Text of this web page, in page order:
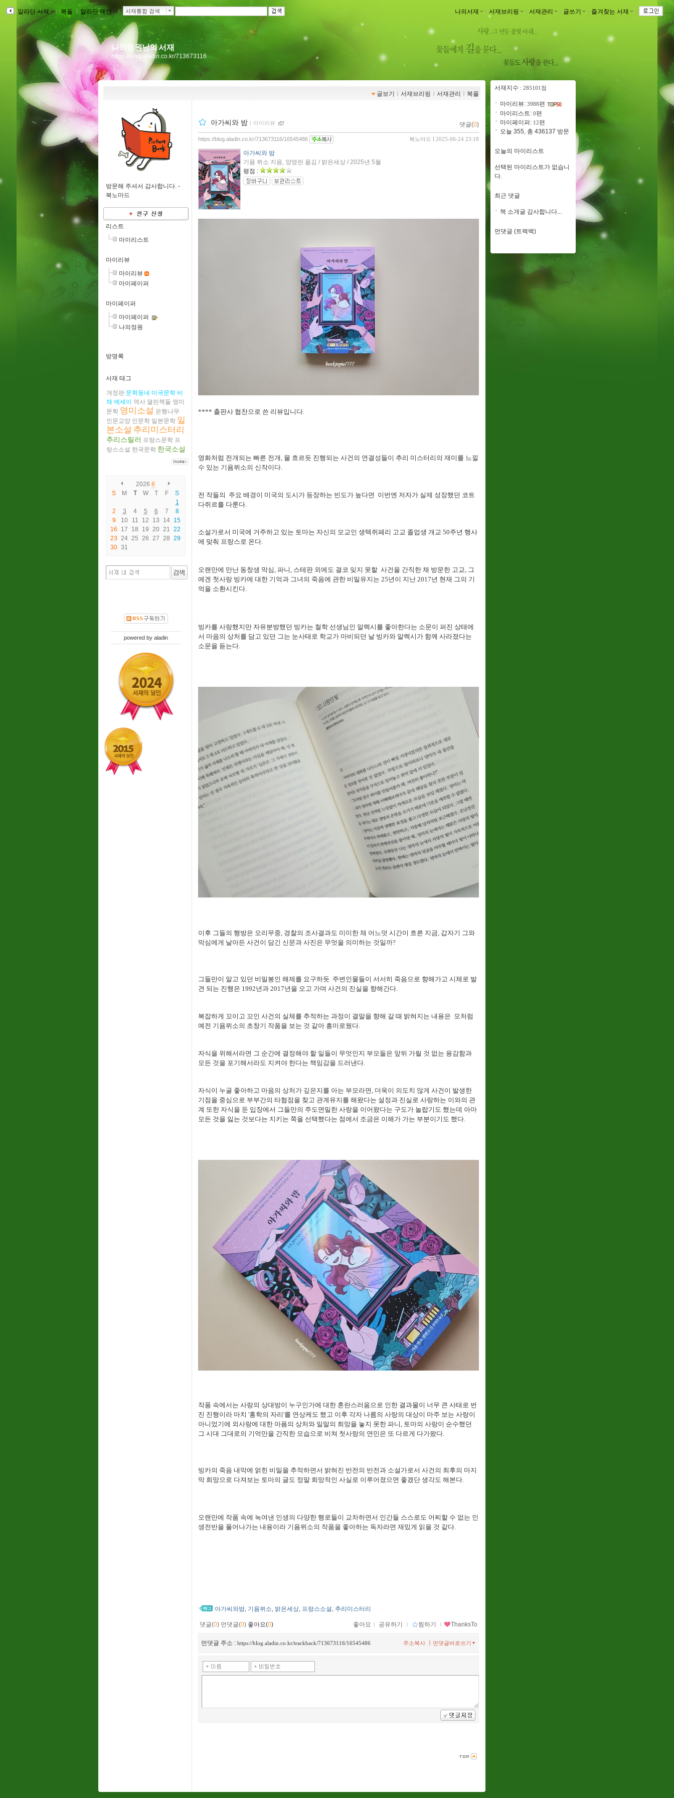
알라딘 서재 ｌ 북플 ｌ알라딘 메인 ｌ 서재통합 검색 나의서재 ｌ 서재브리핑 ｌ 서재관리 ｌ 글쓰기 ｌ 즐겨찾는 서재 ｌ
나의정원님의 서재
https://blog.aladin.co.kr/713673116
글보기 ｌ 서재브리핑 ｌ 서재관리 ｌ 북플
방문해 주셔서 감사합니다. -
북노마드
리스트
마이리스트
마이리뷰
마이리뷰
마이페이퍼
마이페이퍼
마이페이퍼
나의정원
방명록
서재 태그
개정판 문학동네 미국문학 비
채 에세이 역사 열린책들 영미
문학 영미소설 은행나무
인문교양 인문학 일본문학 일
본소설 추리미스터리
추리스릴러 프랑스문학 프
랑스소설 한국문학 한국소설
2026 8
S
M T W T F
S
1
2
3 4 5 6 7
8
9
10 11 12 13 14 15
16
17 18 19 20 21 22
23 24 25 26 27 28 29
30 31
powered by aladin
아가씨와 밤 ｌ 마이리뷰 댓글(0)
북노마드 l 2025-06-24 23:18
https://blog.aladin.co.kr/713673116/16545486
아가씨와 밤
기욤 뮈소 지음, 양영란 옮김 / 밝은세상 / 2025년 5월
평점 :
**** 출판사 협찬으로 쓴 리뷰입니다.
영화처럼 전개되는 빠른 전개, 물 흐르듯 진행되는 사건의 연결성들이 추리 미스터리의 재미를 느낄
수 있는 기욤뮈소의 신작이다.
전 작들의 주요 배경이 미국의 도시가 등장하는 빈도가 높다면 이번엔 저자가 실제 성장했던 코트
다쥐르를 다룬다.
소설가로서 미국에 거주하고 있는 토마는 자신의 모교인 생텍쥐페리 고교 졸업생 개교 50주년 행사
에 맞춰 프랑스로 온다.
오랜만에 만난 동창생 막심, 파니, 스테판 외에도 결코 잊지 못할 사건을 간직한 채 방문한 고교, 그
에겐 첫사랑 빙카에 대한 기억과 그녀의 죽음에 관한 비밀유지는 25년이 지난 2017년 현재 그의 기
억을 소환시킨다.
빙카를 사랑했지만 자유분방했던 빙카는 철학 선생님인 알렉시를 좋아한다는 소문이 퍼진 상태에
서 마음의 상처를 담고 있던 그는 눈사태로 학교가 마비되던 날 빙카와 알렉시가 함께 사라졌다는
소문을 듣는다.
이후 그들의 행방은 오리무중, 경찰의 조사결과도 미미한 채 어느덧 시간이 흐른 지금, 갑자기 그와
막심에게 날아든 사건이 담긴 신문과 사진은 무엇을 의미하는 것일까?
그들만이 알고 있던 비밀봉인 해제를 요구하듯 주변인물들이 서서히 죽음으로 향해가고 시체로 발
견 되는 진행은 1992년과 2017년을 오고 가며 사건의 진실을 향해간다.
복잡하게 꼬이고 꼬인 사건의 실체를 추적하는 과정이 결말을 향해 갈 때 밝혀지는 내용은 모처럼
예전 기욤뮈소의 초창기 작품을 보는 것 같아 흥미로웠다.
자식을 위해서라면 그 순간에 결정해야 할 일들이 무엇인지 부모들은 앞뒤 가릴 것 없는 용감함과
모든 것을 포기해서라도 지켜야 한다는 책임감을 드러낸다.
자식이 누굴 좋아하고 마음의 상처가 깊은지를 아는 부모라면, 더욱이 의도치 않게 사건이 발생한
기점을 중심으로 부부간의 타협점을 찾고 관계유지를 해왔다는 설정과 진실로 사랑하는 이와의 관
계 또한 자식을 둔 입장에서 그들만의 주도면밀한 사랑을 이어왔다는 구도가 놀랍기도 했는데 아마
모든 것을 잃는 것보다는 지키는 쪽을 선택했다는 점에서 조금은 이해가 가는 부분이기도 했다.
작품 속에서는 사랑의 상대방이 누구인가에 대한 혼란스러움으로 인한 결과물이 너무 큰 사태로 번
진 진행이라 마치 '홍학의 자리'를 연상케도 했고 이후 각자 나름의 사랑의 대상이 마주 보는 사랑이
아니었기에 외사랑에 대한 아픔의 상처와 일말의 희망을 놓지 못한 파니, 토마의 사랑이 순수했던
그 시대 그대로의 기억만을 간직한 모습으로 비쳐 첫사랑의 연민은 또 다르게 다가왔다.
빙카의 죽음 내막에 얽힌 비밀을 추적하면서 밝혀진 반전의 반전과 소설가로서 사건의 최후의 마지
막 희망으로 다져보는 토마의 글도 정말 희망적인 사실로 이루어졌으면 좋겠단 생각도 해본다.
오랜만에 작품 속에 녹여낸 인생의 다양한 행로들이 교차하면서 인간들 스스로도 어찌할 수 없는 인
생전반을 풀어나가는 내용이라 기욤뮈소의 작품을 좋아하는 독자라면 재밌게 읽을 것 같다.
아가씨와밤 기욤뮈소 밝은세상 프랑스소설 추리미스터리
댓글(0) 먼댓글(0) 좋아요(0) 좋아요 ｌ 공유하기 ｌ 찜하기 ｌ ThanksTo
먼댓글 주소 : https://blog.aladin.co.kr/trackback/713673116/16545486 먼댓글바로쓰기
주소복사 ㅣ
서재지수 : 285101점
마이리뷰: 3988편
마이리스트: 0편
마이페이퍼: 12편
오늘 355, 총 436137 방문
오늘의 마이리스트
선택된 마이리스트가 없습니
다.
최근 댓글
책 소개글 감사합니다...
먼댓글 (트랙백)